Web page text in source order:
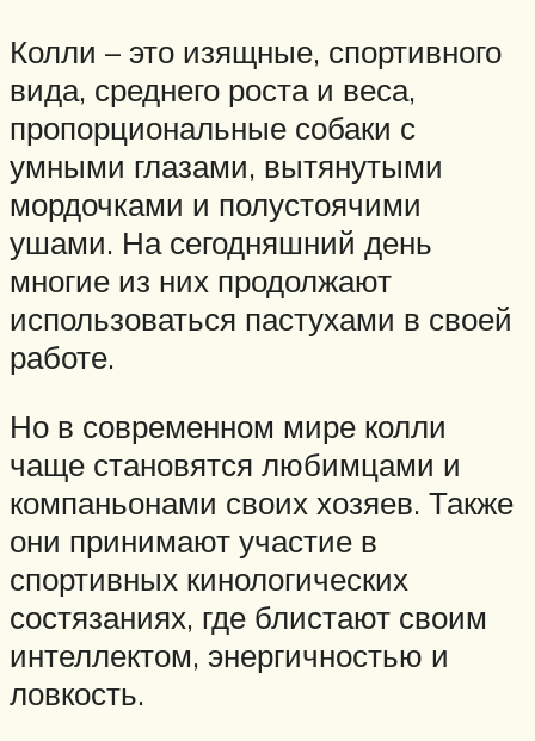
Колли – это изящные, спортивного
вида, среднего роста и веса,
пропорциональные собаки с
умными глазами, вытянутыми
мордочками и полустоячими
ушами. На сегодняшний день
многие из них продолжают
использоваться пастухами в своей
работе.
Но в современном мире колли
чаще становятся любимцами и
компаньонами своих хозяев. Также
они принимают участие в
спортивных кинологических
состязаниях, где блистают своим
интеллектом, энергичностью и
ловкость.